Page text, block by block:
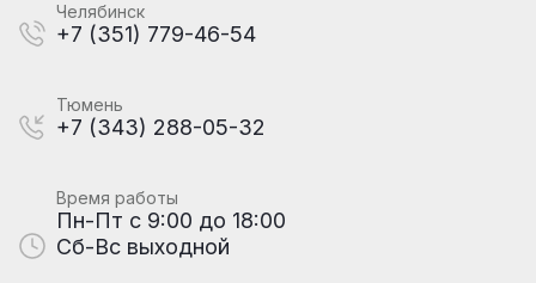
Челябинск
+7 (351) 779-46-54
Тюмень
+7 (343) 288-05-32
Время работы
Пн-Пт с 9:00 до 18:00
Сб-Вс выходной